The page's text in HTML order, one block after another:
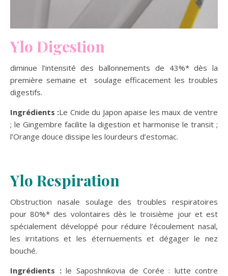
Ylo Digestion
diminue l’intensité des ballonnements de 43%* dès la
première semaine et soulage efficacement les troubles
digestifs.
Ingrédients :Le Cnide du Japon apaise les maux de ventre
; le Gingembre facilite la digestion et harmonise le transit ;
l’Orange douce dissipe les lourdeurs d’estomac.
Ylo Respiration
Obstruction nasale soulage des troubles respiratoires
pour 80%* des volontaires dès le troisième jour et est
spécialement développé pour réduire l’écoulement nasal,
les irritations et les éternuements et dégager le nez
bouché.
Ingrédients : le Saposhnikovia de Corée : lutte contre